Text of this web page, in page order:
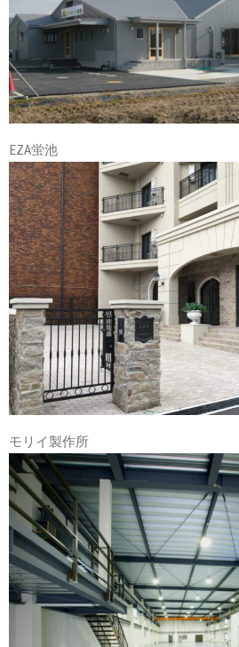
EZA蛍池
モリイ製作所